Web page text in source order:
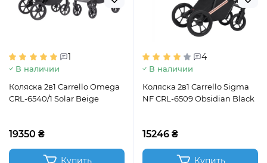
1
В наличии
Коляска 2в1 Carrello Omega
CRL-6540/1 Solar Beige
19350 ₴
Купить
4
В наличии
Коляска 2в1 Carrello Sigma
NF CRL-6509 Obsidian Black
15246 ₴
Купить